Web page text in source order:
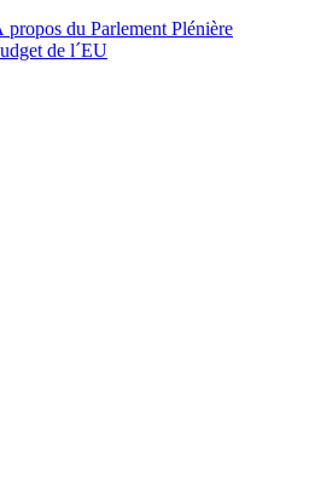
propos du Parlement Plénière
de l´EU